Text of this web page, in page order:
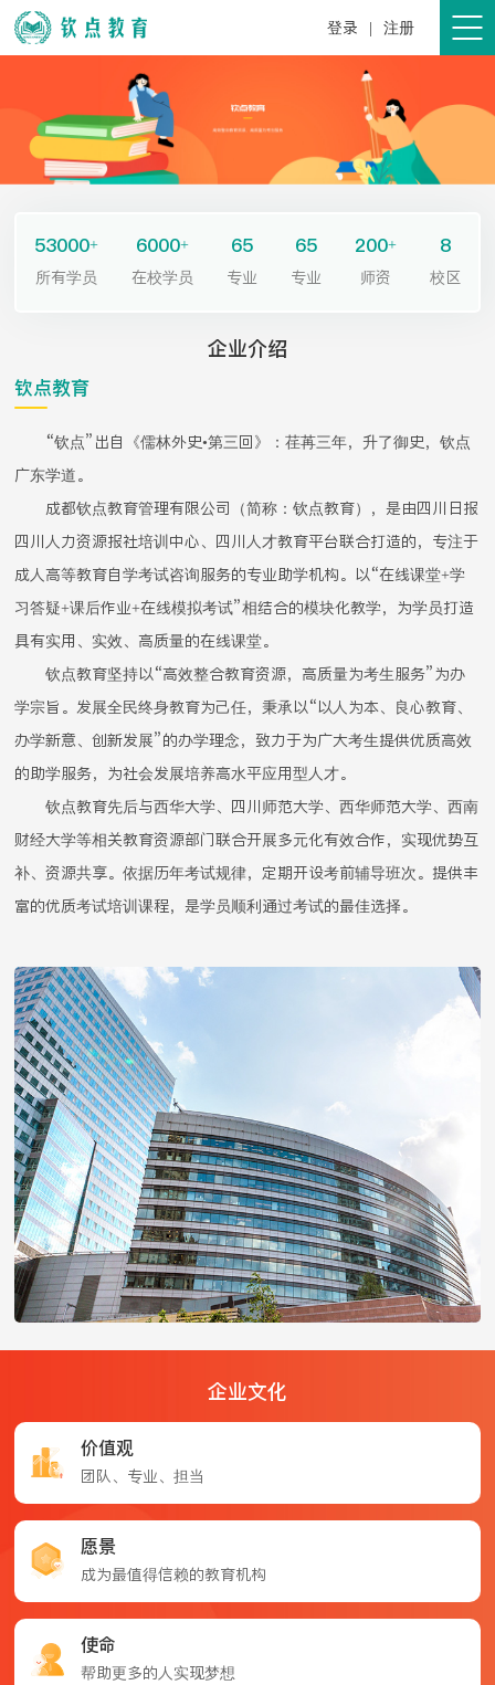
登录 | 注册
53000+
所有学员
6000+
在校学员
65
专业
65
专业
200+
师资
8
校区
企业介绍
钦点教育
“钦点”出自《儒林外史•第三回》：荏苒三年，升了御史，钦点
广东学道。
成都钦点教育管理有限公司（简称：钦点教育），是由四川日报
四川人力资源报社培训中心、四川人才教育平台联合打造的，专注于
成人高等教育自学考试咨询服务的专业助学机构。以“在线课堂+学
习答疑+课后作业+在线模拟考试”相结合的模块化教学，为学员打造
具有实用、实效、高质量的在线课堂。
钦点教育坚持以“高效整合教育资源，高质量为考生服务”为办
学宗旨。发展全民终身教育为己任，秉承以“以人为本、良心教育、
办学新意、创新发展”的办学理念，致力于为广大考生提供优质高效
的助学服务，为社会发展培养高水平应用型人才。
钦点教育先后与西华大学、四川师范大学、西华师范大学、西南
财经大学等相关教育资源部门联合开展多元化有效合作，实现优势互
补、资源共享。依据历年考试规律，定期开设考前辅导班次。提供丰
富的优质考试培训课程，是学员顺利通过考试的最佳选择。
企业文化
价值观
团队、专业、担当
愿景
成为最值得信赖的教育机构
使命
帮助更多的人实现梦想